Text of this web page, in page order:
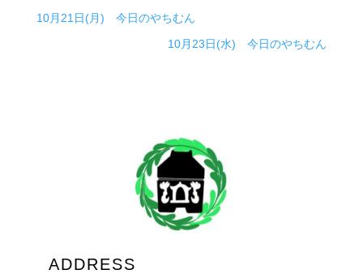
10月21日(月) 今日のやちむん
10月23日(水) 今日のやちむん
ADDRESS